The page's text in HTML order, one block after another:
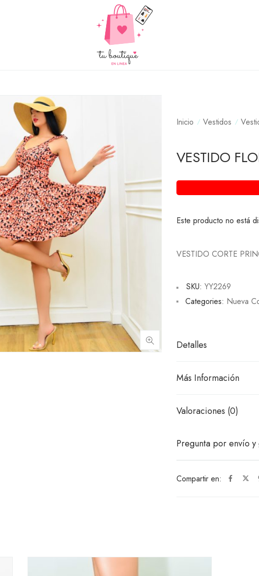
Inicio Vestidos
VESTIDO
Este producto no está
VESTIDO CORTE
Compartir en:
SKU: YY2269
Categories: Nueva
Detalles
Más Información
Valoraciones (0)
Pregunta por envío y